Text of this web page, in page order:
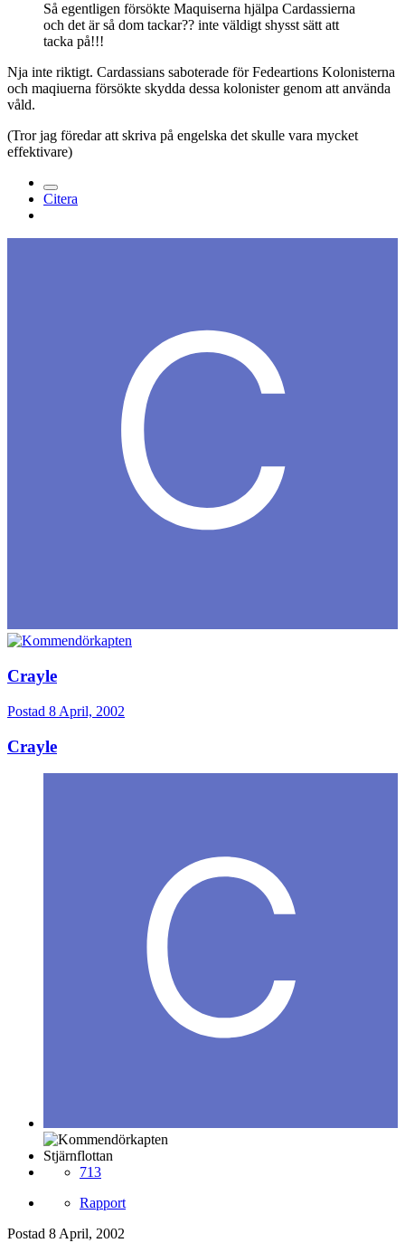
Så egentligen försökte Maquiserna hjälpa Cardassierna
och det är så dom tackar?? inte väldigt shysst sätt att
tacka på!!!
Nja inte riktigt. Cardassians saboterade för Fedeartions Kolonisterna
och maqiuerna försökte skydda dessa kolonister genom att använda
våld.
(Tror jag föredar att skriva på engelska det skulle vara mycket
effektivare)
Citera
Crayle
Postad 8 April, 2002
Crayle
Stjärnflottan
713
Rapport
Postad 8 April, 2002